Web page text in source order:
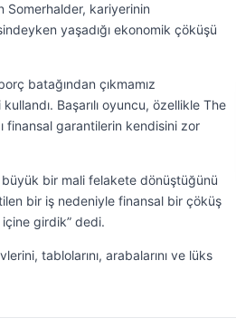
Somerhalder, kariyerinin
yaşadığı ekonomik çöküşü
batağından çıkmamız
Başarılı oyuncu, özellikle The
finansal garantilerin kendisini zor
büyük bir mali felakete dönüştüğünü
bir iş nedeniyle finansal bir çöküş
içine girdik” dedi.
tablolarını, arabalarını ve lüks